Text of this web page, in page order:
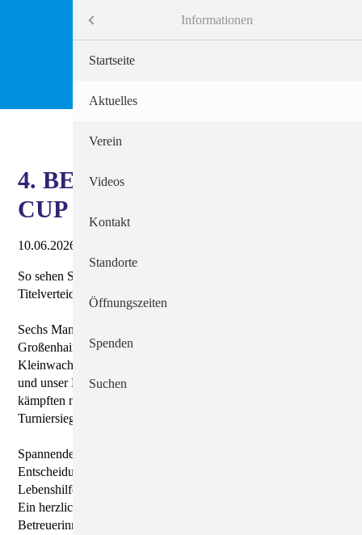
4. BERGSCHLÖSSCHEN
CUP
10.06.2026 11:17
So sehen Sieger aus - Herzlichen Glückwunsch an den
Titelverteidiger
Sechs Mannschaften, unteranderem von der Lebenshilfe
Großenhain, der Lebenshilfe Dresden, der Unified
Kleinwachau, der Diakonie Herrnhut, dem Haus am Karswald
und unser Missionshof Lieske (Gastgeber und Titelverteidiger)
kämpften mit viel Einsatz, Teamgeist und Fairness um den
Turniersieg.
Spannender hätte das Finale kaum sein können: Die
Entscheidung fiel erneut im Neunmeterschießen gegen die
Lebenshilfe Dresden.
Ein herzliches Dankeschön an alle Spielerinnen und Spieler,
Betreuerinnen und Betreuer sowie alle Helferinnen und Helfer.
Alten- und Krankenpflege
Beratungsdienste
Arbeitgeber Diakonie
Informationen
Startseite
Aktuelles
Verein
Videos
Kontakt
Standorte
Öffnungszeiten
Spenden
Suchen